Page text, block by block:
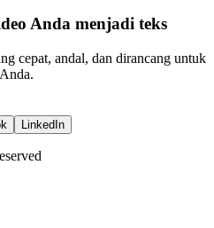
Anda menjadi teks
cepat, andal, dan dirancang untuk
LinkedIn